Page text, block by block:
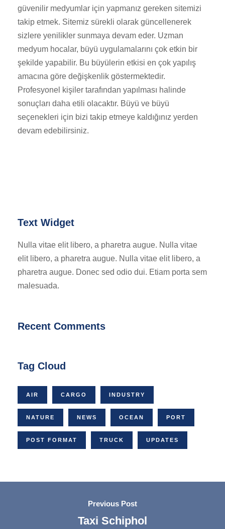
güvenilir medyumlar için yapmanız gereken sitemizi
takip etmek. Sitemiz sürekli olarak güncellenerek
sizlere yenilikler sunmaya devam eder. Uzman
medyum hocalar, büyü uygulamalarını çok etkin bir
şekilde yapabilir. Bu büyülerin etkisi en çok yapılış
amacına göre değişkenlik göstermektedir.
Profesyonel kişiler tarafından yapılması halinde
sonuçları daha etili olacaktır. Büyü ve büyü
seçenekleri için bizi takip etmeye kaldığınız yerden
devam edebilirsiniz.
Text Widget
Nulla vitae elit libero, a pharetra augue. Nulla vitae
elit libero, a pharetra augue. Nulla vitae elit libero, a
pharetra augue. Donec sed odio dui. Etiam porta sem
malesuada.
Recent Comments
Tag Cloud
AIR CARGO INDUSTRY
NATURE NEWS OCEAN PORT
POST FORMAT TRUCK UPDATES
Previous Post
Taxi Schiphol